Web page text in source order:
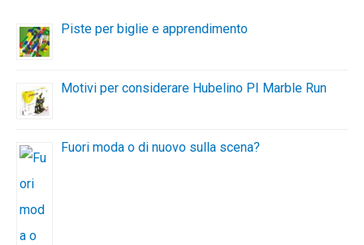
Piste per biglie e apprendimento
Motivi per considerare Hubelino PI Marble Run
Fuori moda o di nuovo sulla scena?